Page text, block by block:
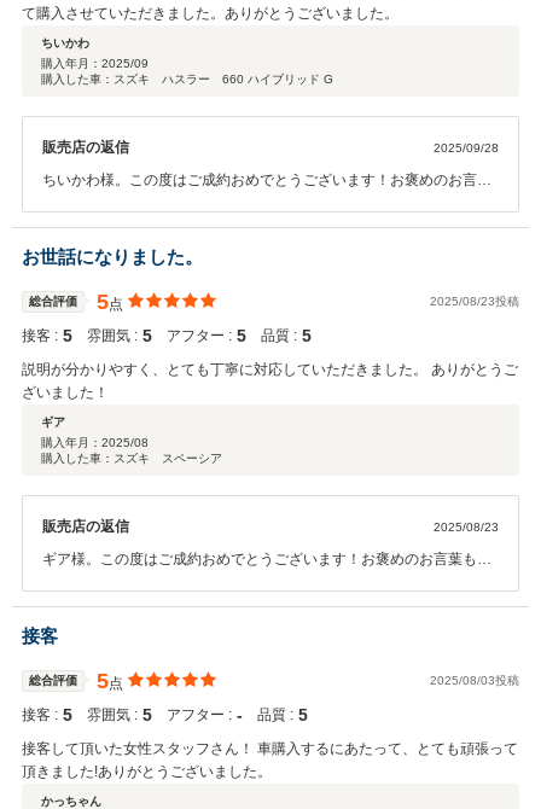
て購入させていただきました。ありがとうございました。
ちいかわ
購入年月： 2025/09
購入した車：スズキ ハスラー 660 ハイブリッド G
販売店の返信 2025/09/28
ちいかわ様。この度はご成約おめでとうございます！お褒めのお言葉
後のアフターサービスに関しても向かいの本社工場にて車検・点検・
オイル交換等をさせて頂いておりますので長いお付き合いをぜひよろ
しくお願いします！
お世話になりました。
総合評価 5点 2025/08/23投稿
接客 : 5 雰囲気 : 5 アフター : 5 品質 : 5
説明が分かりやすく、とても丁寧に対応していただきました。 ありがとうご
ざいました！
ギア
購入年月： 2025/08
購入した車：スズキ スペーシア
販売店の返信 2025/08/23
ギア様。この度はご成約おめでとうございます！お褒めのお言葉も頂
すので今後とも長いお付き合いをぜひよろしくお願いいたします！
接客
総合評価 5点 2025/08/03投稿
接客 : 5 雰囲気 : 5 アフター : ‐ 品質 : 5
接客して頂いた女性スタッフさん！ 車購入するにあたって、とても頑張って
頂きました!ありがとうございました。
かっちゃん